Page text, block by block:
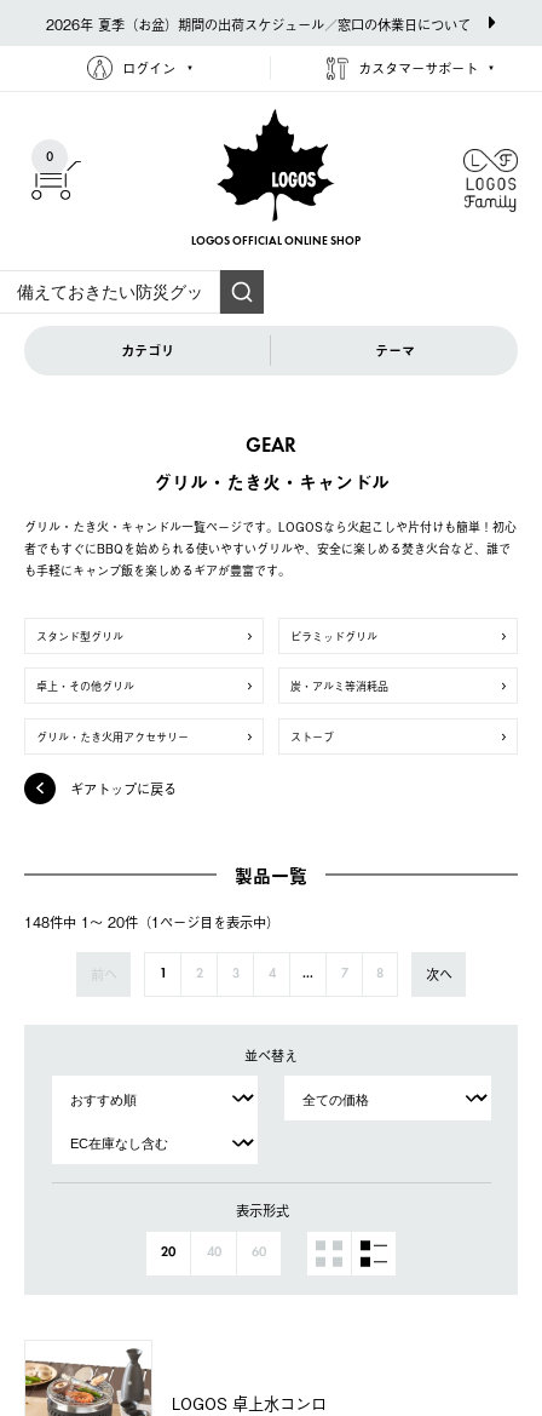
2026年 夏季（お盆）期間の出荷スケジュール／窓口の休業日について
ログイン カスタマーサポート
0
LOGOS OFFICIAL ONLINE SHOP
カテゴリ テーマ
GEAR
グリル・たき火・キャンドル
グリル・たき火・キャンドル一覧ページです。LOGOSなら火起こしや片付けも簡単！初心
者でもすぐにBBQを始められる使いやすいグリルや、安全に楽しめる焚き火台など、誰で
も手軽にキャンプ飯を楽しめるギアが豊富です。
スタンド型グリル ピラミッドグリル
卓上・その他グリル 炭・アルミ等消耗品
グリル・たき火用アクセサリー ストーブ
ギアトップに戻る
製品一覧
148件中 1〜 20件（1ページ⽬を表⽰中）
前へ 1 2 3 4 ... 7 8 次へ
並べ替え
表示形式
20 40 60
LOGOS 卓上水コンロ